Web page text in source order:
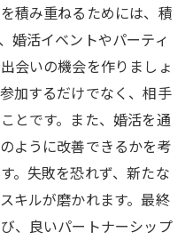
積み重ねるためには、積
婚活イベントやパーティ
会いの機会を作りましょ
加するだけでなく、相手
とです。また、婚活を通
ように改善できるかを考
。失敗を恐れず、新たな
キルが磨かれます。最終
、良いパートナーシップ